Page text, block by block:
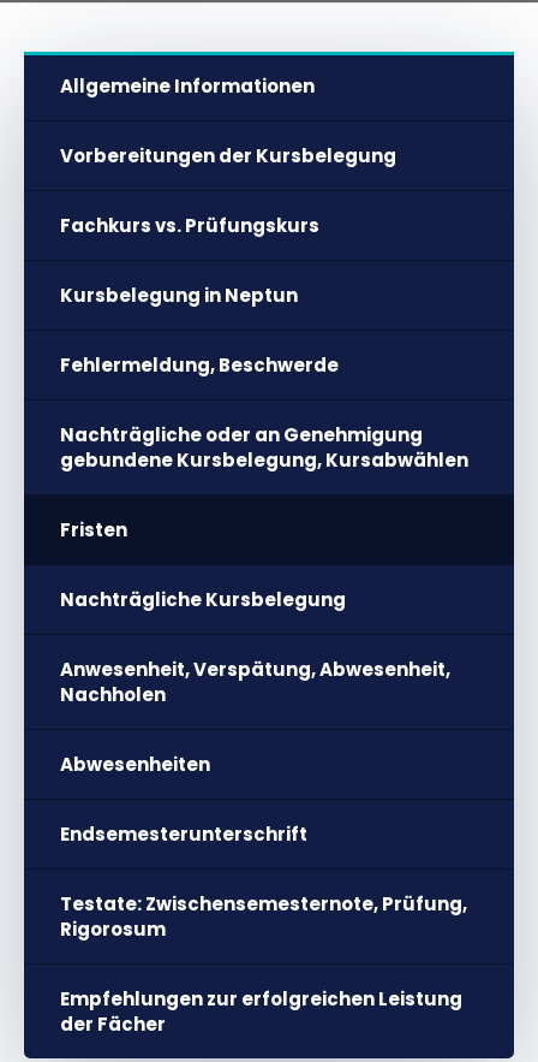
Allgemeine Informationen
Vorbereitungen der Kursbelegung
Fachkurs vs. Prüfungskurs
Kursbelegung in Neptun
Fehlermeldung, Beschwerde
Nachträgliche oder an Genehmigung
gebundene Kursbelegung, Kursabwählen
Fristen
Nachträgliche Kursbelegung
Anwesenheit, Verspätung, Abwesenheit,
Nachholen
Abwesenheiten
Endsemesterunterschrift
Testate: Zwischensemesternote, Prüfung,
Rigorosum
Empfehlungen zur erfolgreichen Leistung
der Fächer